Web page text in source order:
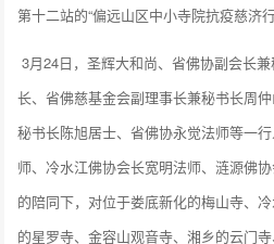
第十二站的“偏远山区中小寺院抗疫慈济行
3月24日，圣辉大和尚、省佛协副会长
长、省佛慈基金会副理事长兼秘书长周
秘书长陈旭居士、省佛协永觉法师等一
师、冷水江佛协会长宽明法师、涟源佛
的陪同下，对位于娄底新化的梅山寺、
的星罗寺、金容山观音寺、湘乡的云门